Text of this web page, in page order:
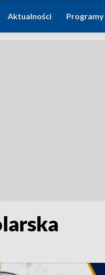
Aktualności Programy